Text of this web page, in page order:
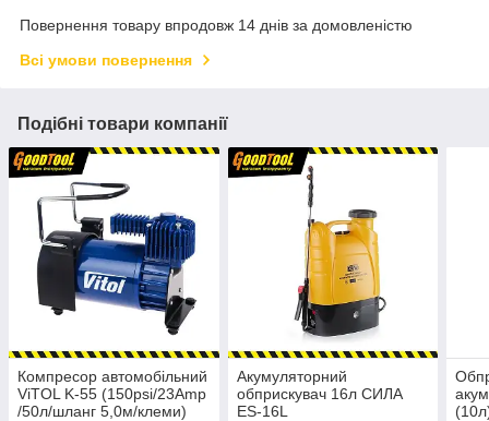
Повернення товару впродовж 14 днів за домовленістю
Всі умови повернення
Подібні товари компанії
Компресор автомобільний
ViTOL K-55 (150psi/23Amp
/50л/шланг 5,0м/клеми)
Акумуляторний
обприскувач 16л СИЛА
ES-16L